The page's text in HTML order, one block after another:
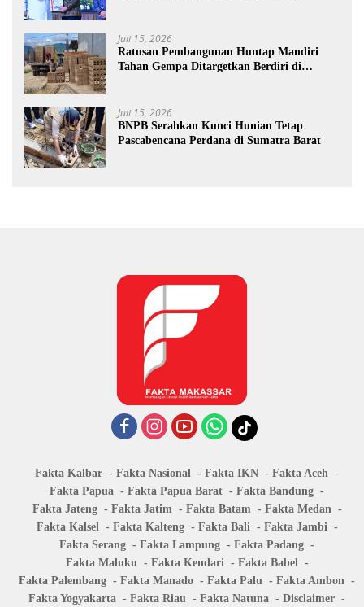
Juli 15, 2026
Ratusan Pembangunan Huntap Mandiri
Tahan Gempa Ditargetkan Berdiri di
Juli 15, 2026
BNPB Serahkan Kunci Hunian Tetap
Pascabencana Perdana di Sumatra Barat
Fakta Kalbar Fakta Nasional Fakta IKN
Fakta Aceh
Fakta Papua
Fakta Papua Barat
Fakta Bandung
Fakta Jateng
Fakta Jatim Fakta Batam
Fakta Medan
Fakta Kalsel
Fakta Kalteng Fakta Bali
Fakta Jambi
Fakta Serang
Fakta Lampung
Fakta Padang
Fakta Maluku
Fakta Kendari
Fakta Babel
Fakta Palembang
Fakta Manado Fakta Palu
Fakta Ambon
Fakta Yogyakarta
Fakta Riau Fakta Natuna Disclaimer